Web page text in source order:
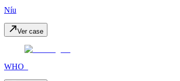
Níu
Ver case
WHO_